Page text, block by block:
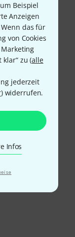
Beispiel
Anzeigen
das für
von Cookies
zu (alle
jederzeit
) widerrufen.
Infos
bezahlen